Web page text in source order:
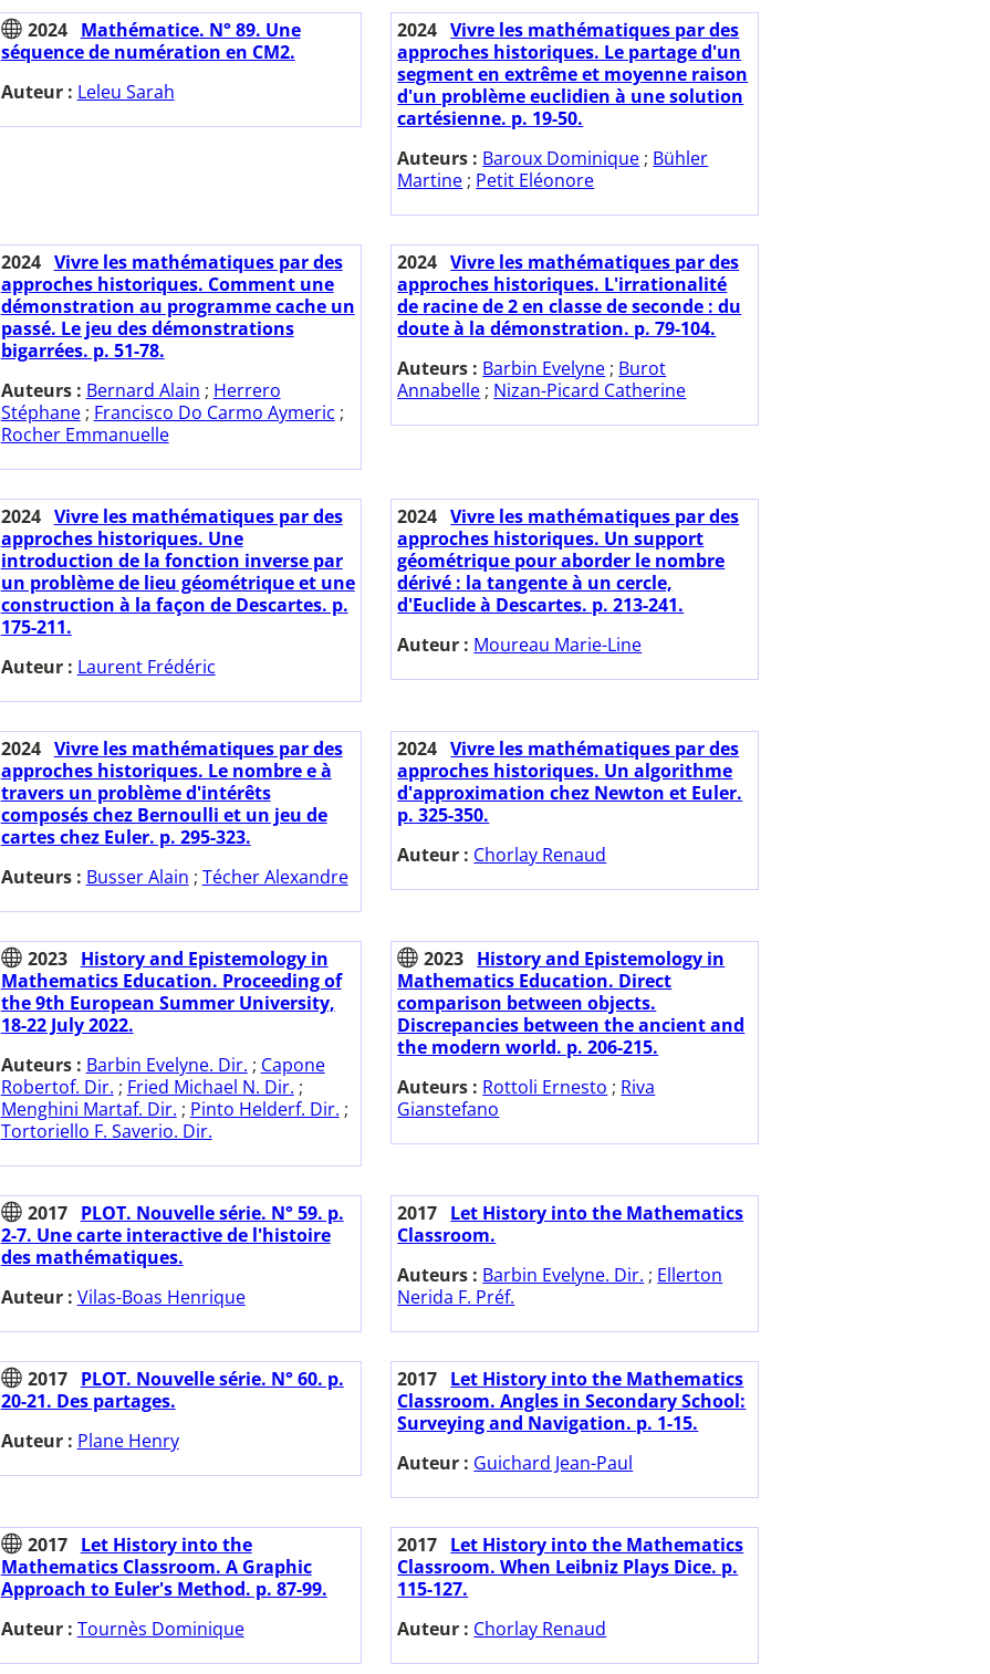
2024
Mathématice. N° 89. Une
séquence de numération en CM2.
Auteur : Leleu Sarah
2024 Vivre les mathématiques par des
approches historiques. Le partage d'un
segment en extrême et moyenne raison
d'un problème euclidien à une solution
cartésienne. p. 19-50.
Auteurs : Baroux Dominique ; Bühler
Martine ; Petit Eléonore
2024 Vivre les mathématiques par des
approches historiques. Comment une
démonstration au programme cache un
passé. Le jeu des démonstrations
bigarrées. p. 51-78.
Auteurs : Bernard Alain ; Herrero
Stéphane; Francisco Do Carmo Aymeric ;
Rocher Emmanuelle
2024 Vivre les mathématiques par des
approches historiques. L'irrationalité
de racine de 2 en classe de seconde : du
doute à la démonstration. p. 79-104.
Auteurs : Barbin Evelyne ; Burot
Annabelle ; Nizan-Picard Catherine
2024 Vivre les mathématiques par des
approches historiques. Une
introduction de la fonction inverse par
un problème de lieu géométrique et une
construction à la façon de Descartes. p.
175-211.
Auteur : Laurent Frédéric
2024 Vivre les mathématiques par des
approches historiques. Un support
géométrique pour aborder le nombre
dérivé : la tangente à un cercle,
d'Euclide à Descartes. p. 213-241.
Auteur : Moureau Marie-Line
2024 Vivre les mathématiques par des
approches historiques. Le nombre e à
travers un problème d'intérêts
composés chez Bernoulli et un jeu de
cartes chez Euler. p. 295-323.
Auteurs : Busser Alain ; Técher Alexandre
2024 Vivre les mathématiques par des
approches historiques. Un algorithme
d'approximation chez Newton et Euler.
p. 325-350.
Auteur : Chorlay Renaud
2023
History and Epistemology in
Mathematics Education. Proceeding of
the 9th European Summer University,
18-22 July 2022.
Auteurs : Barbin Evelyne. Dir. ; Capone
Robertof. Dir. ; Fried Michael N. Dir. ;
Menghini Martaf. Dir. ; Pinto Helderf. Dir. ;
Tortoriello F. Saverio. Dir.
2023 History and Epistemology in
Mathematics Education. Direct
comparison between objects.
Discrepancies between the ancient and
the modern world. p. 206-215.
Auteurs : Rottoli Ernesto ; Riva
Gianstefano
2017
PLOT. Nouvelle série. N° 59. p.
2-7. Une carte interactive de l'histoire
des mathématiques.
Auteur : Vilas-Boas Henrique
2017 Let History into the Mathematics
Classroom.
Auteurs : Barbin Evelyne. Dir. ; Ellerton
Nerida F. Préf.
2017
PLOT. Nouvelle série. N° 60. p.
20-21. Des partages.
Auteur : Plane Henry
2017 Let History into the Mathematics
Classroom. Angles in Secondary School:
Surveying and Navigation. p. 1-15.
Auteur : Guichard Jean-Paul
2017
Let History into the
Mathematics Classroom. A Graphic
Approach to Euler's Method. p. 87-99.
Auteur : Tournès Dominique
2017 Let History into the Mathematics
Classroom. When Leibniz Plays Dice. p.
115-127.
Auteur : Chorlay Renaud